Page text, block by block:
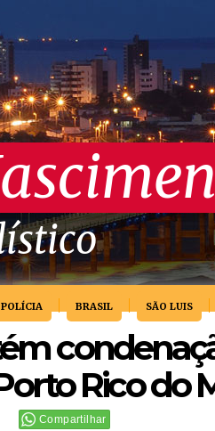
POLÍCIA BRASIL SÃO LUIS
Rico do
Compartilhar